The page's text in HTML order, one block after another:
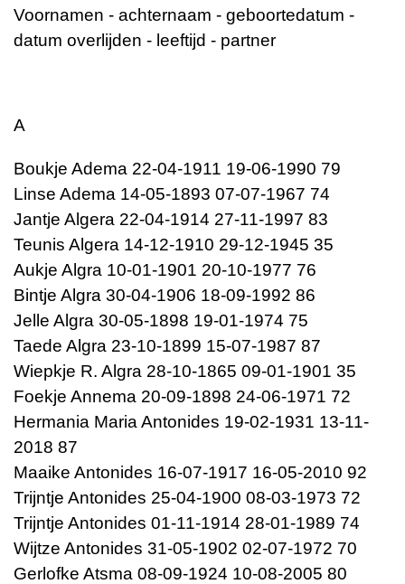
Voornamen - achternaam - geboortedatum -
datum overlijden - leeftijd - partner
A
Boukje Adema 22-04-1911 19-06-1990 79
Linse Adema 14-05-1893 07-07-1967 74
Jantje Algera 22-04-1914 27-11-1997 83
Teunis Algera 14-12-1910 29-12-1945 35
Aukje Algra 10-01-1901 20-10-1977 76
Bintje Algra 30-04-1906 18-09-1992 86
Jelle Algra 30-05-1898 19-01-1974 75
Taede Algra 23-10-1899 15-07-1987 87
Wiepkje R. Algra 28-10-1865 09-01-1901 35
Foekje Annema 20-09-1898 24-06-1971 72
Hermania Maria Antonides 19-02-1931 13-11-
2018 87
Maaike Antonides 16-07-1917 16-05-2010 92
Trijntje Antonides 25-04-1900 08-03-1973 72
Trijntje Antonides 01-11-1914 28-01-1989 74
Wijtze Antonides 31-05-1902 02-07-1972 70
Gerlofke Atsma 08-09-1924 10-08-2005 80